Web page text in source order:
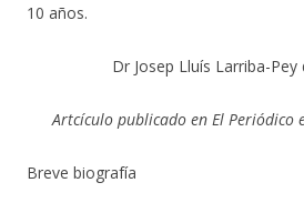
10 años.
Dr Josep Lluís Larriba-
Artcículo publicado en El Periódico
Breve biografía